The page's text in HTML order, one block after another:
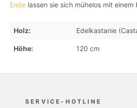
Ende lassen sie sich mühelos mit
Holz: Edelkastanie
Höhe: 120 cm
SERVICE-HOTLINE